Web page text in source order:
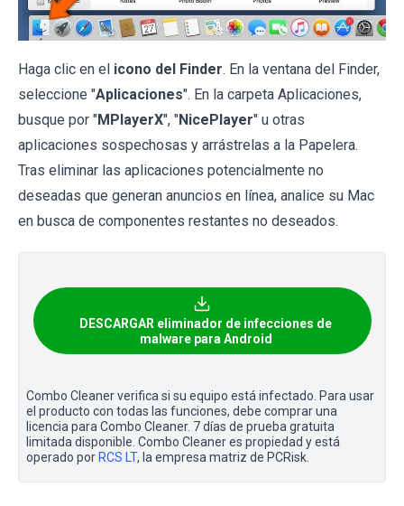
Haga clic en el icono del Finder. En la ventana del Finder,
seleccione "Aplicaciones". En la carpeta Aplicaciones,
busque por "MPlayerX", "NicePlayer" u otras
aplicaciones sospechosas y arrástrelas a la Papelera.
Tras eliminar las aplicaciones potencialmente no
deseadas que generan anuncios en línea, analice su Mac
en busca de componentes restantes no deseados.
DESCARGAR eliminador de infecciones de
malware para Android
Combo Cleaner verifica si su equipo está infectado. Para usar
el producto con todas las funciones, debe comprar una
licencia para Combo Cleaner. 7 días de prueba gratuita
limitada disponible. Combo Cleaner es propiedad y está
operado por RCS LT, la empresa matriz de PCRisk.